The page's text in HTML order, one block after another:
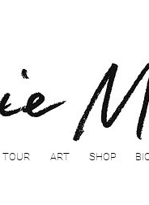
TOUR ART SHOP